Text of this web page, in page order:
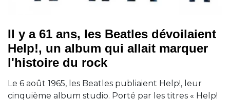
Il y a 61 ans, les Beatles dévoilaient
Help!, un album qui allait marquer
l'histoire du rock
Le 6 août 1965, les Beatles publiaient Help!, leur
cinquième album studio. Porté par les titres « Help!